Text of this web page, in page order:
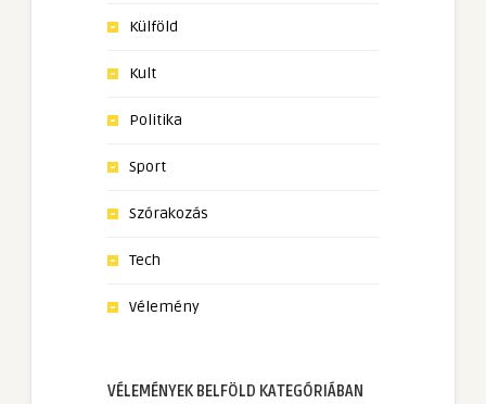
Külföld
Kult
Politika
Sport
Szórakozás
Tech
Vélemény
VÉLEMÉNYEK BELFÖLD KATEGÓRIÁBAN